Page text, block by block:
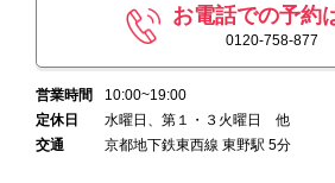
お電話での予約
0120-758-877
営業時間
10:00~19:00
定休日
水曜日、第１・３火曜日 他
交通
京都地下鉄東西線 東野駅 5分